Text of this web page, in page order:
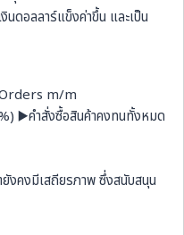
นดอลลาร์แข็งค่าขึ้น และเป็น
m/m
▶️คำสั่งซื้อสินค้าคงทนทั้งหมด
งคงมีเสถียรภาพ ซึ่งสนับสนุน